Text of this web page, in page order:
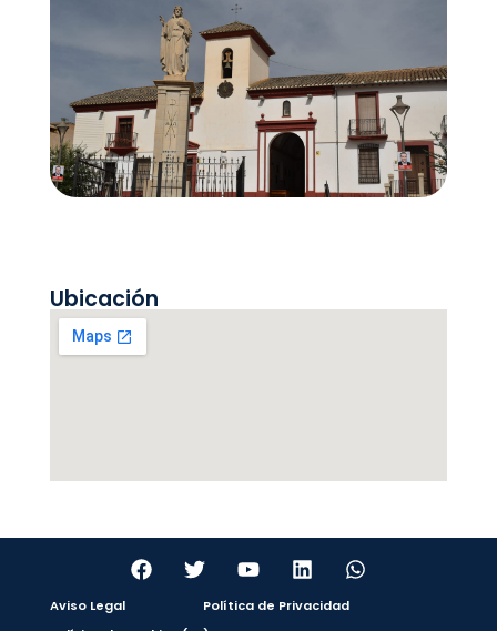
Ubicación
Aviso Legal
Política de Privacidad